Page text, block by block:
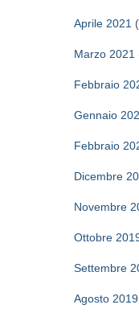
Aprile 2021
Marzo 2021
Febbraio
Gennaio
Febbraio
Dicembre
Novembre
Ottobre
Settembre
Agosto 2019